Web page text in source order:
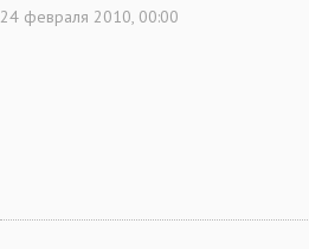
24 февраля 2010, 00:00